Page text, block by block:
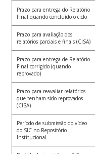
Prazo para entrega do Relatório
Final quando concluído o ciclo
Prazo para avaliação dos
relatórios parciais e finais (CISA)
Prazo para entrega de Relatório
Final corrigido (quando
reprovado)
Prazo para reavaliar relatórios
que tenham sido reprovados
(CISA)
Período de submissão do vídeo
do SIC no Repositório
Institucional